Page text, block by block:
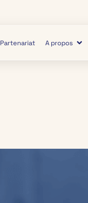
Partenariat A propos